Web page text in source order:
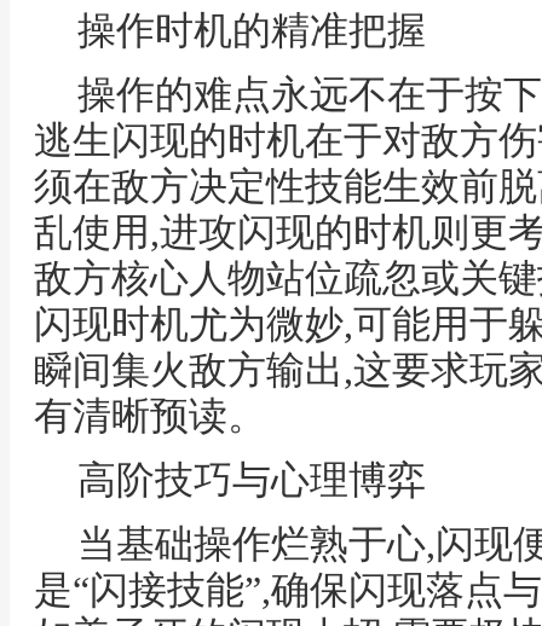
操作时机的精准把握
操作的难点永远不在于按
逃生闪现的时机在于对敌方
须在敌方决定性技能生效前
乱使用,进攻闪现的时机则更
敌方核心人物站位疏忽或关
闪现时机尤为微妙,可能用于
瞬间集火敌方输出,这要求玩
有清晰预读。
高阶技巧与心理博弈
当基础操作烂熟于心,闪现
是“闪接技能”,确保闪现落点